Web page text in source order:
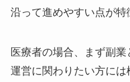
沿って進めやすい点が特
医療者の場合、まず副
運営に関わりたい方に